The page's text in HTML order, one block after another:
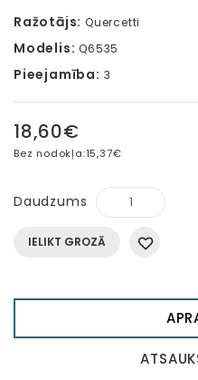
Ražotājs: Quercetti
Modelis: Q6535
Pieejamība: 3
18,60€
Bez nodokļa:15,37€
Daudzums
IELIKT GROZĀ